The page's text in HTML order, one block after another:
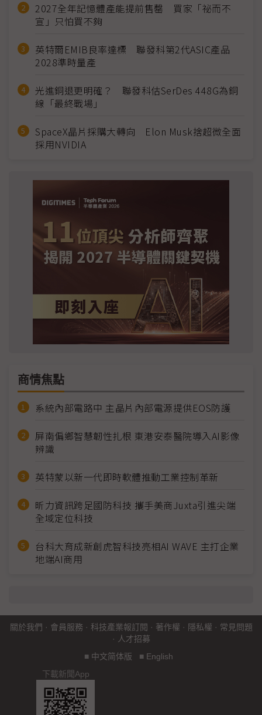
2027全年記憶體產能提前售罄 買家「祕而不
宣」只怕買不夠
英特爾EMIB良率達標 聯發科第2代ASIC產品
2028準時量產
光進銅退更明確？ 聯發科估SerDes 448G為銅
線「最終戰場」
SpaceX晶片採購大轉向 Elon Musk捨超微全面
採用NVIDIA
商情焦點
系統內部電路中 主晶片內部電源提供EOS防護
屏南偏鄉智慧韌性扎根 東港安泰醫院導入AI影像
辨識
英特蒙以新一代即時軟體推動工業控制革新
昕力資訊跨足國防科技 攜手美商Juxta引進尖端
全域定位科技
台科大育成新創虎智科技亮相AI WAVE 主打企業
地端AI商用
關於我們 · 會員服務 · 科技產業報訂閱 · 著作權 · 隱私權 · 常見問題
· 人才招募
■ 中文简体版 ■ English
下載新聞App